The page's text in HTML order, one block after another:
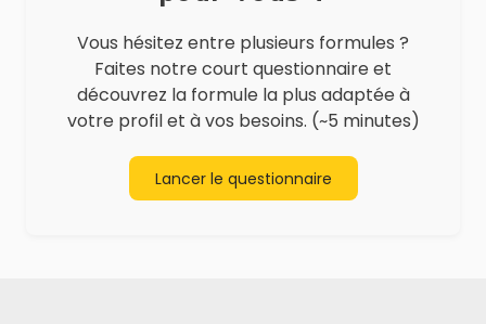
Vous hésitez entre plusieurs formules ?
Faites notre court questionnaire et
découvrez la formule la plus adaptée à
votre profil et à vos besoins. (~5 minutes)
Lancer le questionnaire